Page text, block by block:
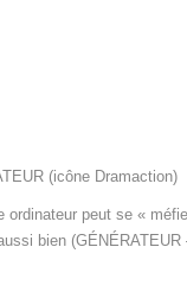
(icône Dramaction)
ordinateur peut se «
bien